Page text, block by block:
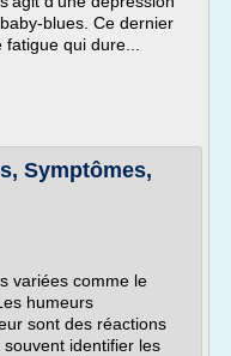
blues. Ce dernier
qui dure...
Symptômes,
variées comme le
humeurs
sont des réactions
identifier les